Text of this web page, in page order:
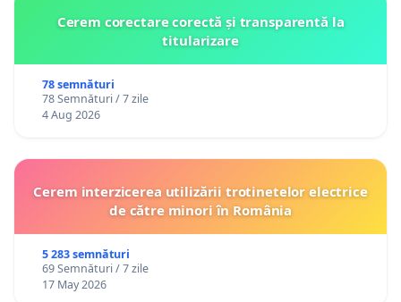
Cerem corectare corectă și transparentă la
titularizare
78 semnături
78 Semnături / 7 zile
4 Aug 2026
Cerem interzicerea utilizării trotinetelor electrice
de către minori în România
5 283 semnături
69 Semnături / 7 zile
17 May 2026